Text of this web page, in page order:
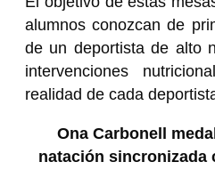
alumnos conozcan de
de un deportista de alto
intervenciones
realidad de cada
Ona Carbonell
natación sincronizada